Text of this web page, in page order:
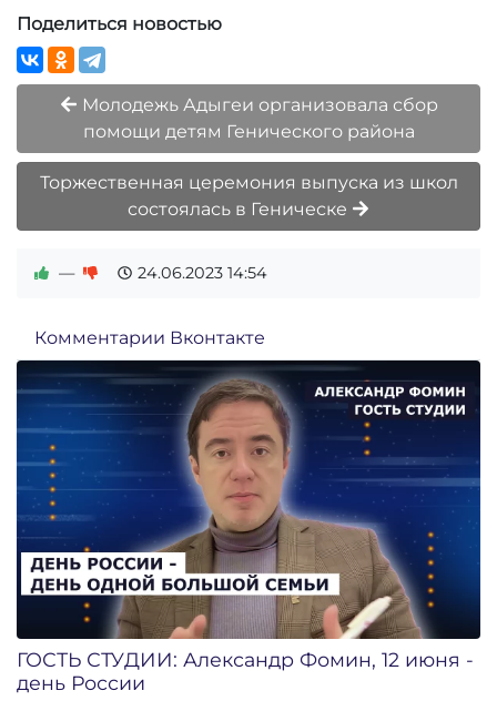
Поделиться новостью
Молодежь Адыгеи организовала сбор
помощи детям Генического района
Торжественная церемония выпуска из школ
состоялась в Геническе
— 24.06.2023 14:54
Комментарии Вконтакте
ГОСТЬ СТУДИИ: Александр Фомин, 12 июня -
день России